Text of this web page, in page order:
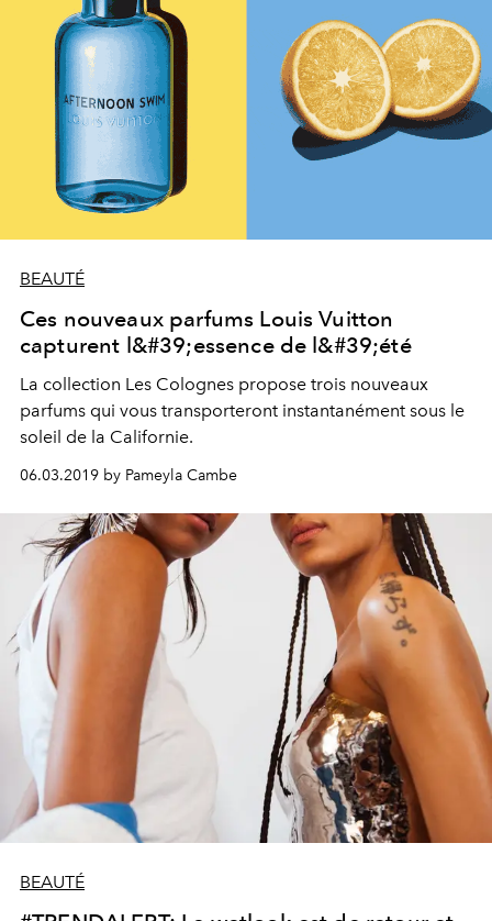
BEAUTÉ
Ces nouveaux parfums Louis Vuitton
capturent l&#39;essence de l&#39;été
La collection Les Colognes propose trois nouveaux
parfums qui vous transporteront instantanément sous le
soleil de la Californie.
06.03.2019 by Pameyla Cambe
BEAUTÉ